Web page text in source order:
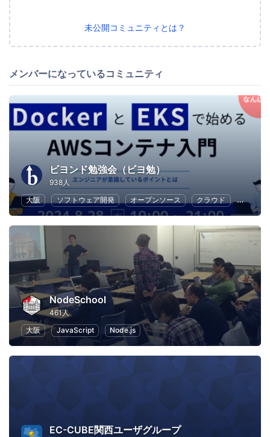
未公開コミュニティとは？
メンバーになっているコミュニティ
ビヨンド勉強会（ビヨ勉）
938人
大阪
ソフトウェア開発 オープンソース クラウド Web
NodeSchool
461人
大阪
JavaScript Node.js
EC-CUBE関西ユーザグループ